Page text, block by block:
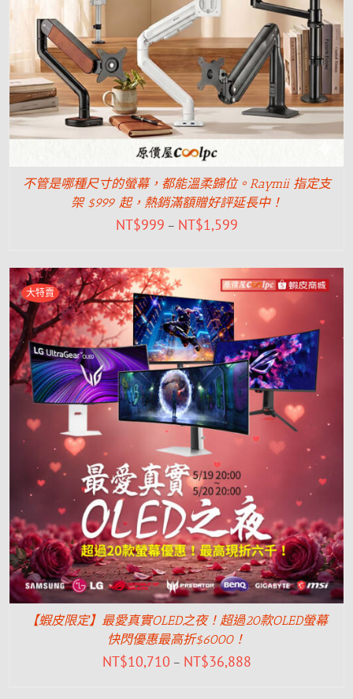
不管是哪種尺寸的螢幕，都能溫柔歸位。Raymii 指定支
架 $999 起，熱銷滿額贈好評延長中！
NT$999 – NT$1,599
大特賣
【蝦皮限定】最愛真實OLED之夜！超過20款OLED螢幕
快閃優惠最高折$6000！
NT$10,710 – NT$36,888